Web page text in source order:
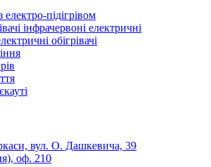
підігрівом
інфрачервоні електричні
обігрівачі
вул. О. Дашкевича, 39
оф. 210